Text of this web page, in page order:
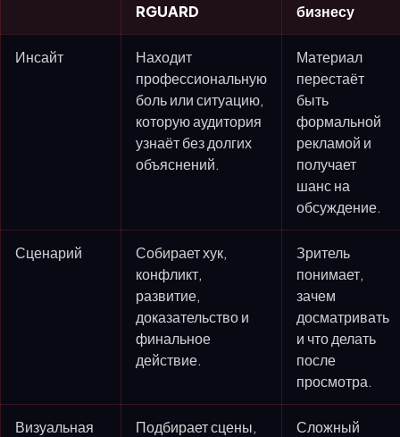
RGUARD
бизнесу
Инсайт
Находит
профессиональную
боль или ситуацию,
которую аудитория
узнаёт без долгих
объяснений.
Материал
перестаёт
быть
формальной
рекламой и
получает
шанс на
обсуждение.
Сценарий
Собирает хук,
конфликт,
развитие,
доказательство и
финальное
действие.
Зритель
понимает,
зачем
досматривать
и что делать
после
просмотра.
Визуальная
Подбирает сцены,
Сложный